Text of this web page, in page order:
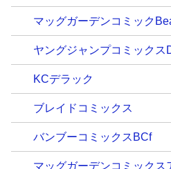
マッグガーデンコミック
ヤングジャンプコミックス
KCデラック
ブレイドコミックス
バンブーコミックスBCf
マッグガーデンコミックス